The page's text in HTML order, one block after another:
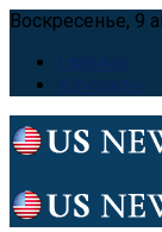
Воскресенье, 9
Главная
Контакты